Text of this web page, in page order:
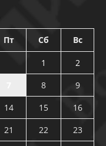
Пт Сб Вс
1
2
8
9
14 15
16
21 22
23